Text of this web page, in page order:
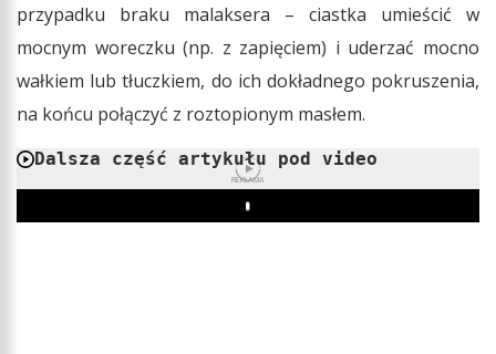
przypadku braku malaksera – ciastka umieścić w
mocnym woreczku (np. z zapięciem) i uderzać mocno
wałkiem lub tłuczkiem, do ich dokładnego pokruszenia,
na końcu połączyć z roztopionym masłem.
Dalsza część artykułu pod video
REKLAMA
Play